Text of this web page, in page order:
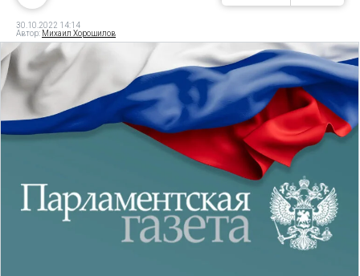
30.10.2022 14:14
Автор: Михаил Хорошилов